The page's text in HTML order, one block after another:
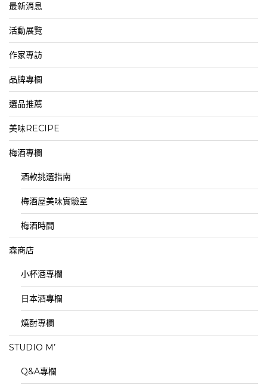
最新消息
活動展覽
作家專訪
品牌專欄
選品推薦
美味RECIPE
梅酒專欄
酒款挑選指南
梅酒屋美味實驗室
梅酒時間
森商店
小杯酒專欄
日本酒專欄
燒酎專欄
STUDIO M’
Q&A專欄